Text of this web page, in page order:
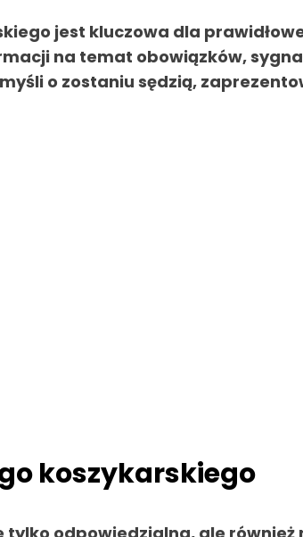
jest kluczowa dla
na temat obowiązków,
o zostaniu sędzią,
koszykarskiego